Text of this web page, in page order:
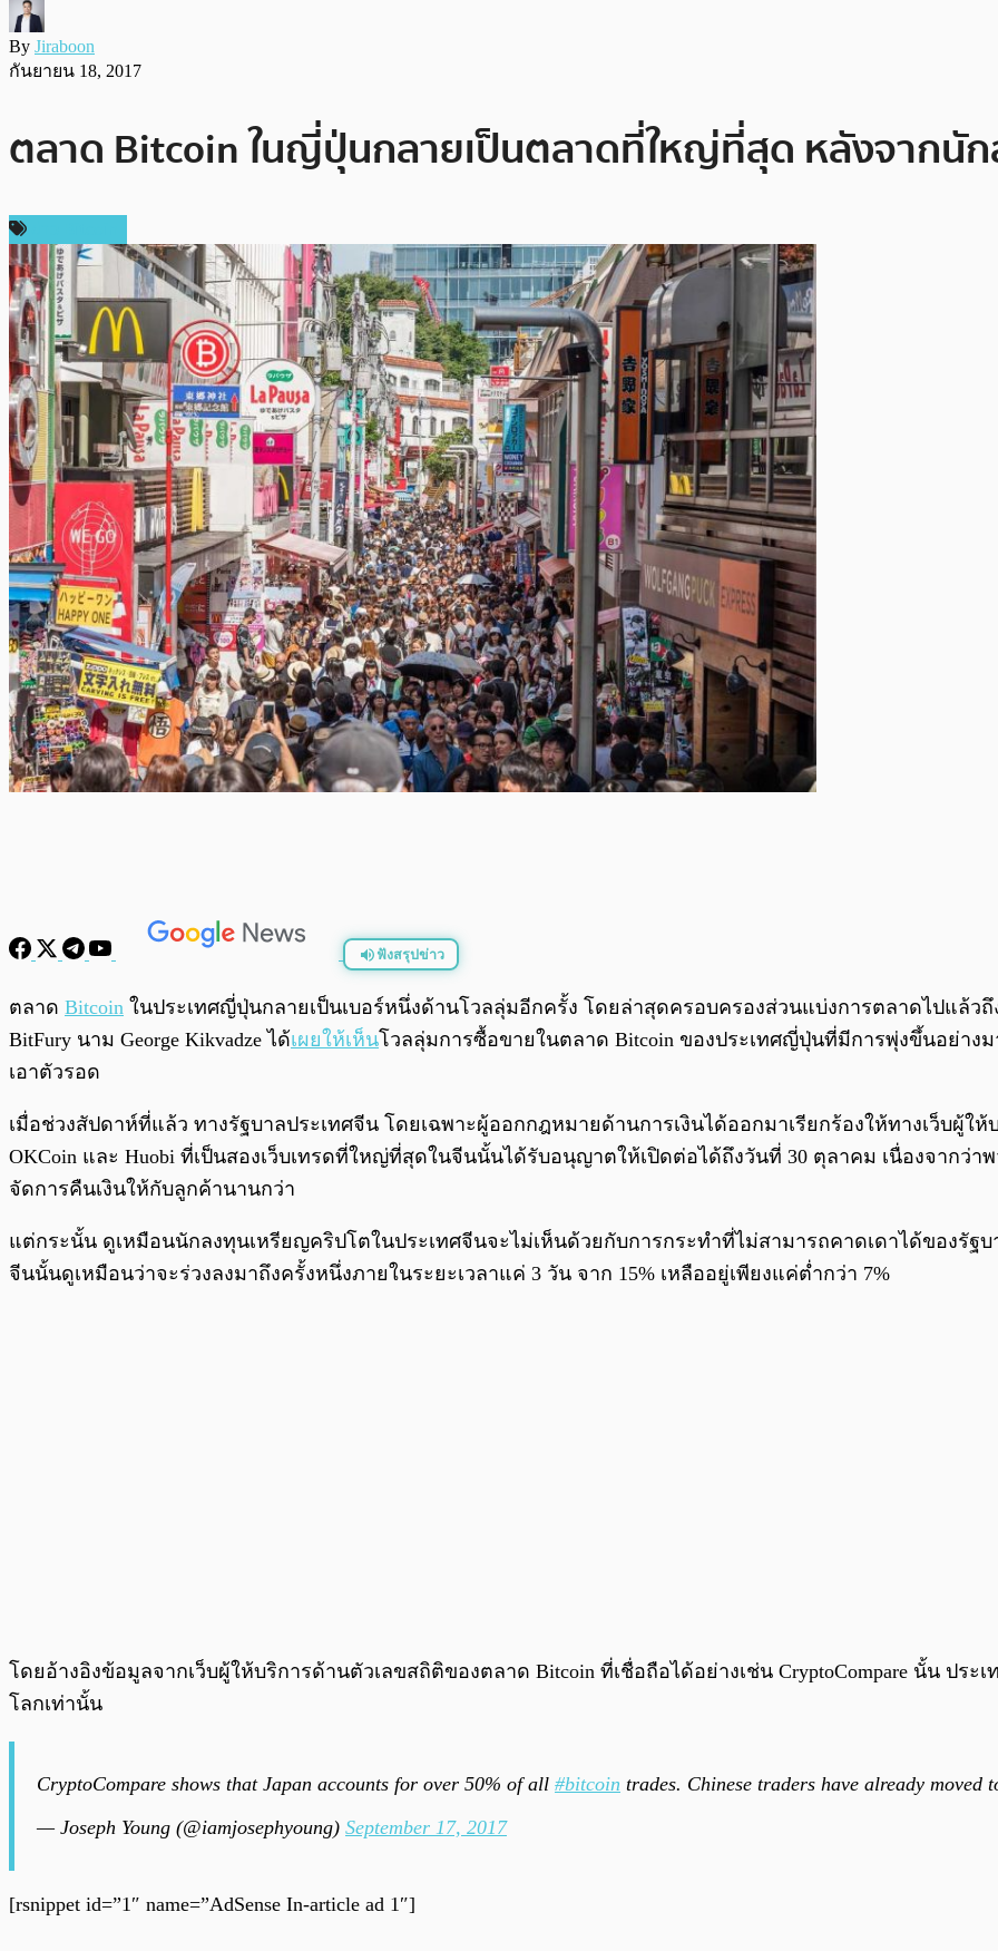
By Jiraboon
กันยายน 18, 2017
ตลาด Bitcoin ในญี่ปุ่นกลายเป็นตลาดที่ใหญ่ที่สุด หลังจากนั
ฟังสรุปข่าว
พร้อมเล่น
ตลาด Bitcoin ในประเทศญี่ปุ่นกลายเป็นเบอร์หนึ่งด้านโวลลุ่มอีกครั้ง โดยล่าสุดครอบครองส่วนแบ่งการตลาดไปแล้วถึ
BitFury นาม George Kikvadze ได้เผยให้เห็นโวลลุ่มการซื้อขายในตลาด Bitcoin ของประเทศญี่ปุ่นที่มีการพุ่งขึ้นอย่าง
เอาตัวรอด
เมื่อช่วงสัปดาห์ที่แล้ว ทางรัฐบาลประเทศจีน โดยเฉพาะผู้ออกกฎหมายด้านการเงินได้ออกมาเรียกร้องให้ทางเว็บผู้ให้
OKCoin และ Huobi ที่เป็นสองเว็บเทรดที่ใหญ่ที่สุดในจีนนั้นได้รับอนุญาตให้เปิดต่อได้ถึงวันที่ 30 ตุลาคม เนื่องจากว่า
จัดการคืนเงินให้กับลูกค้านานกว่า
แต่กระนั้น ดูเหมือนนักลงทุนเหรียญคริปโตในประเทศจีนจะไม่เห็นด้วยกับการกระทำที่ไม่สามารถคาดเดาได้ของรัฐ
จีนนั้นดูเหมือนว่าจะร่วงลงมาถึงครั้งหนึ่งภายในระยะเวลาแค่ 3 วัน จาก 15% เหลืออยู่เพียงแค่ต่ำกว่า 7%
โดยอ้างอิงข้อมูลจากเว็บผู้ให้บริการด้านตัวเลขสถิติของตลาด Bitcoin ที่เชื่อถือได้อย่างเช่น CryptoCompare นั้น ปร
โลกเท่านั้น
CryptoCompare shows that Japan accounts for over 50% of all #bitcoin trades. Chinese traders have already moved
— Joseph Young (@iamjosephyoung) September 17, 2017
[rsnippet id=”1″ name=”AdSense In-article ad 1″]